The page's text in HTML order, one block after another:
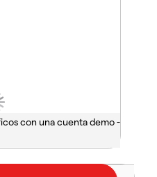
con una cuenta demo -